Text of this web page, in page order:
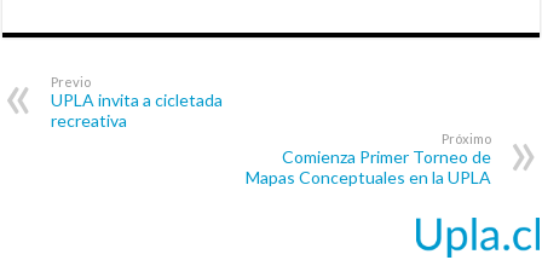
Previo
UPLA invita a cicletada
recreativa
Próximo
Comienza Primer Torneo de
Mapas Conceptuales en la UPLA